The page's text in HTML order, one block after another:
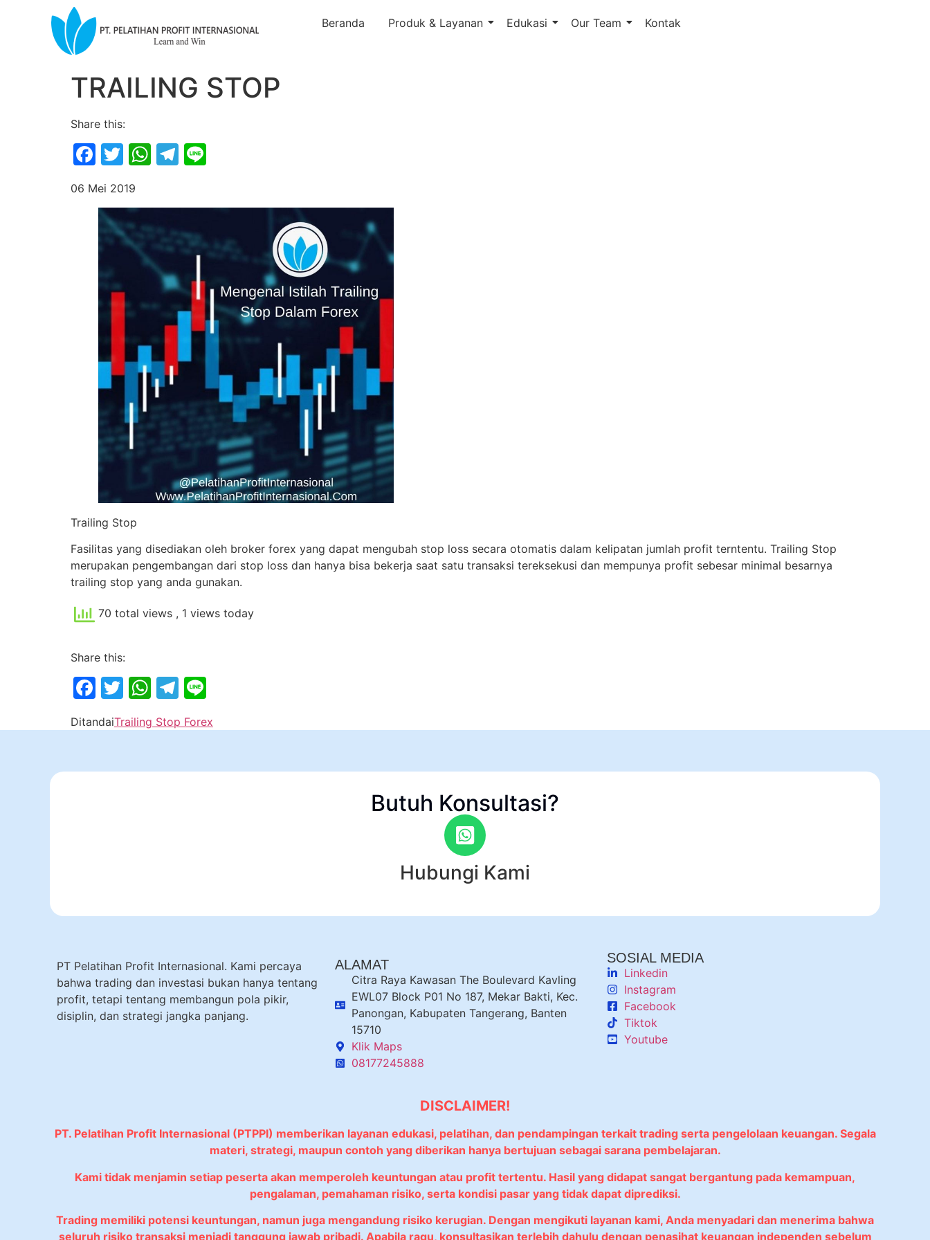
Beranda Produk & Layanan Edukasi Our Team Kontak
TRAILING STOP
Share this:
Facebook
Twitter
WhatsApp
Telegram
06 Mei 2019
Trailing Stop
Fasilitas yang disediakan oleh broker forex yang dapat mengubah stop loss secara otomatis dalam kelipatan jumlah profit terntentu. Trailing Stop
merupakan pengembangan dari stop loss dan hanya bisa bekerja saat satu transaksi tereksekusi dan mempunya profit sebesar minimal besarnya
trailing stop yang anda gunakan.
70 total views , 1 views today
Share this:
Facebook
Twitter
WhatsApp
Telegram
DitandaiTrailing Stop Forex
Butuh Konsultasi?
Hubungi Kami
PT Pelatihan Profit Internasional. Kami percaya
bahwa trading dan investasi bukan hanya tentang
profit, tetapi tentang membangun pola pikir,
disiplin, dan strategi jangka panjang.
ALAMAT
Citra Raya Kawasan The Boulevard Kavling
EWL07 Block P01 No 187, Mekar Bakti, Kec.
Panongan, Kabupaten Tangerang, Banten
15710
Klik Maps
08177245888
SOSIAL MEDIA
Linkedin
Instagram
Facebook
Tiktok
Youtube
DISCLAIMER!
PT. Pelatihan Profit Internasional (PTPPI) memberikan layanan edukasi, pelatihan, dan pendampingan terkait trading serta pengelolaan keuangan. Segala
materi, strategi, maupun contoh yang diberikan hanya bertujuan sebagai sarana pembelajaran.
Kami tidak menjamin setiap peserta akan memperoleh keuntungan atau profit tertentu. Hasil yang didapat sangat bergantung pada kemampuan,
pengalaman, pemahaman risiko, serta kondisi pasar yang tidak dapat diprediksi.
Trading memiliki potensi keuntungan, namun juga mengandung risiko kerugian. Dengan mengikuti layanan kami, Anda menyadari dan menerima bahwa
seluruh risiko transaksi menjadi tanggung jawab pribadi. Apabila ragu, konsultasikan terlebih dahulu dengan penasihat keuangan independen sebelum